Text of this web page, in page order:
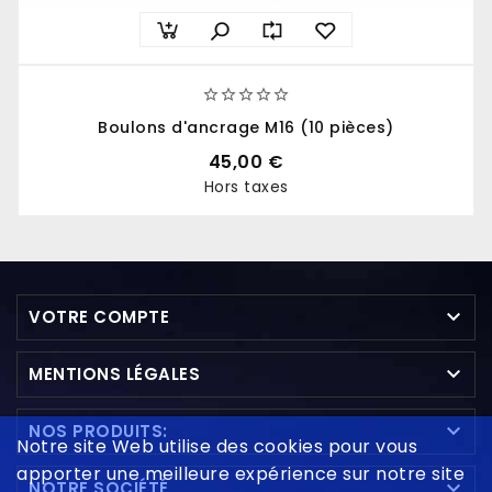

Boulons d'ancrage M16 (10 pièces)
45,00 €
Hors taxes
Notre site Web utilise des cookies pour vous
apporter une meilleure expérience sur notre site
VOTRE COMPTE 
MENTIONS LÉGALES 
NOS PRODUITS: 